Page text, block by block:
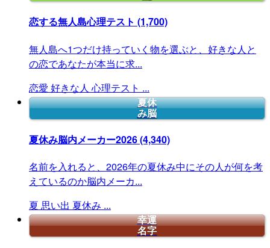
恋する無人島心理テスト (1,700)
無人島へ1つだけ持っていく物を選ぶと、好きな人と
の恋であなたが本当に求...
恋愛 好きな人 心理テスト ...
夏休
み脳
夏休み脳内メーカー2026(4,340)
名前を入れると、2026年の夏休み中にその人が何を考
えているのか脳内メーカ...
夏 思い出 夏休み ...
幸運
名字